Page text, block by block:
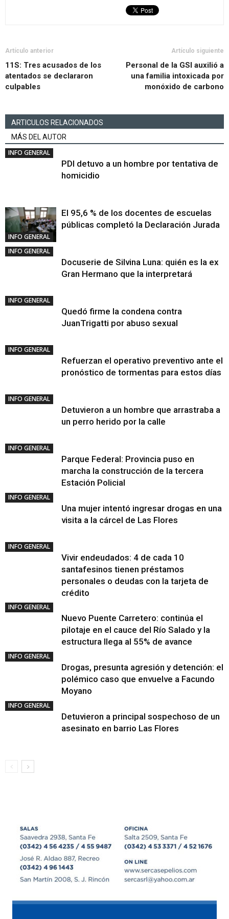
Artículo anterior
11S: Tres acusados de los
atentados se declararon
culpables
Artículo siguiente
Personal de la GSI auxilió a
una familia intoxicada por
monóxido de carbono
ARTICULOS RELACIONADOS
MÁS DEL AUTOR
INFO GENERAL
PDI detuvo a un hombre por tentativa de
homicidio
INFO GENERAL
El 95,6 % de los docentes de escuelas
públicas completó la Declaración Jurada
INFO GENERAL
Docuserie de Silvina Luna: quién es la ex
Gran Hermano que la interpretará
INFO GENERAL
Quedó firme la condena contra
JuanTrigatti por abuso sexual
INFO GENERAL
Refuerzan el operativo preventivo ante el
pronóstico de tormentas para estos días
INFO GENERAL
Detuvieron a un hombre que arrastraba a
un perro herido por la calle
INFO GENERAL
Parque Federal: Provincia puso en
marcha la construcción de la tercera
Estación Policial
INFO GENERAL
Una mujer intentó ingresar drogas en una
visita a la cárcel de Las Flores
INFO GENERAL
Vivir endeudados: 4 de cada 10
santafesinos tienen préstamos
personales o deudas con la tarjeta de
crédito
INFO GENERAL
Nuevo Puente Carretero: continúa el
pilotaje en el cauce del Río Salado y la
estructura llega al 55% de avance
INFO GENERAL
Drogas, presunta agresión y detención: el
polémico caso que envuelve a Facundo
Moyano
INFO GENERAL
Detuvieron a principal sospechoso de un
asesinato en barrio Las Flores